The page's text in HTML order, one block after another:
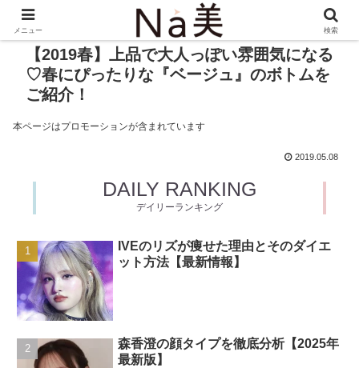
【2019春】上品で大人っぽい雰囲気になる
♡春にぴったりな『ベージュ』のボトムを
ご紹介！
本ページはプロモーションが含まれています
2019.05.08
DAILY RANKING
デイリーランキング
IVEのリズが痩せた理由とそのダイエ
ット方法【最新情報】
森香澄の顔タイプを徹底分析【2025年
最新版】
メニュー 検索